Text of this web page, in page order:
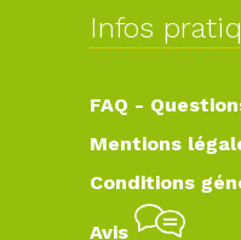
Infos
FAQ -
Mentions
Conditions
Avis